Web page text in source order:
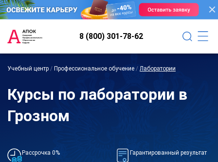
8 (800) 301-78-62
Учебный центр / Профессиональное обучение / Лаборатории
Курсы по лаборатории в
Грозном
Рассрочка 0% Гарантированный результат